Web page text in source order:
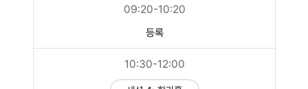
09:20-10:20
등록
10:30-12:00